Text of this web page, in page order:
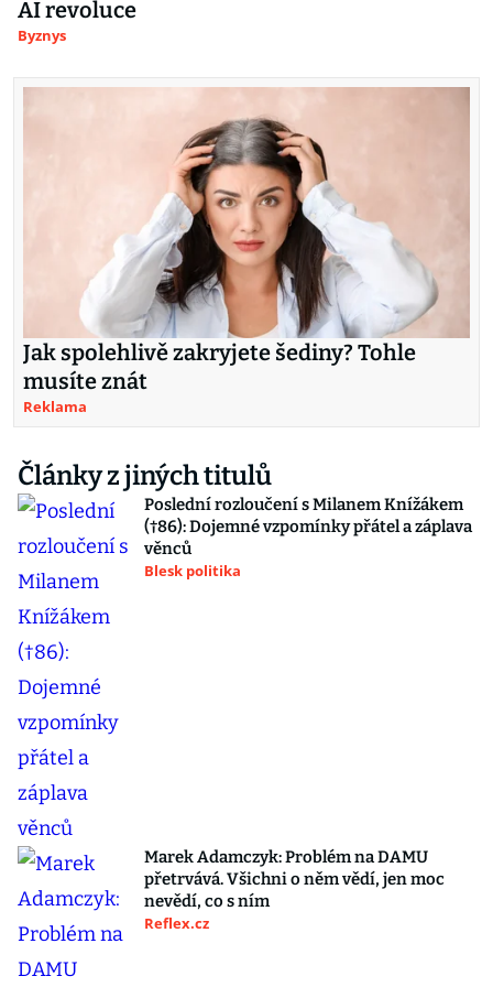
AI revoluce
Byznys
Jak spolehlivě zakryjete šediny? Tohle
musíte znát
Reklama
Články z jiných titulů
Poslední rozloučení s Milanem Knížákem
(†86): Dojemné vzpomínky přátel a záplava
věnců
Blesk politika
Marek Adamczyk: Problém na DAMU
přetrvává. Všichni o něm vědí, jen moc
nevědí, co s ním
Reflex.cz